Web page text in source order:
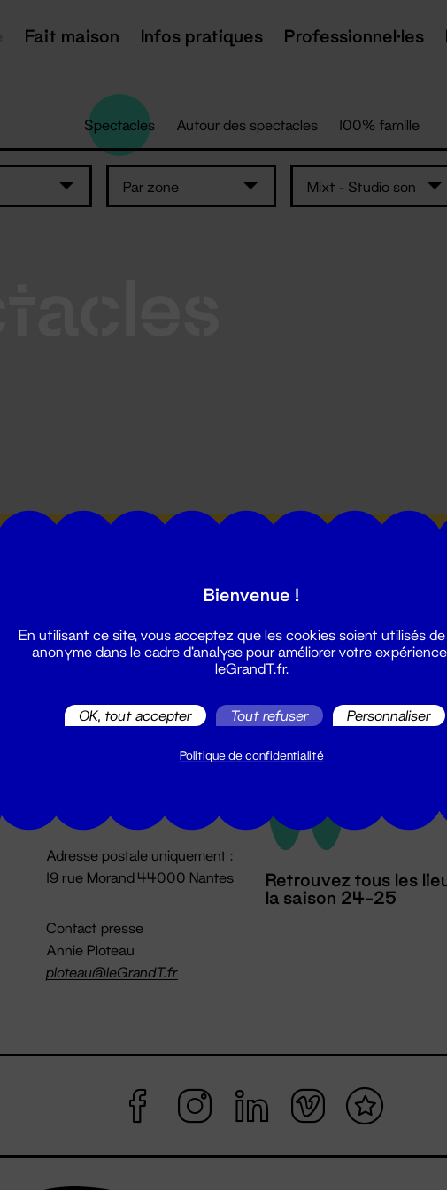
Fait maison Infos pratiques Professionnel·les
Spectacles Autour des spectacles 100% famille
Par zone Mixt - Studio son
02 51 88 25 25
Du lundi au vendredi 14h → 18h
Adresse postale uniquement :
19 rue Morand 44000 Nantes
Contact presse
Annie Ploteau
ploteau@leGrandT.fr
Retrouvez tous les
la saison 24-25
Bienvenue !
En utilisant ce site, vous acceptez que les cookies soient utilisés
anonyme dans le cadre d'analyse pour améliorer votre
leGrandT.fr.
OK, tout accepter Tout refuser Personnaliser
Politique de confidentialité